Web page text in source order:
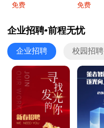
免费 免费
企业招聘•前程无忧
企业招聘 校园招聘